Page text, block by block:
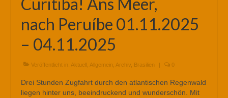
nach Peruíbe 01.11.2025
– 04.11.2025
Veröffentlicht in: Aktuell Allgemein Archiv Brasilien | 0
Drei Stunden Zugfahrt durch den atlantischen Regenwald
liegen hinter uns, beeindruckend und wunderschön. Mit